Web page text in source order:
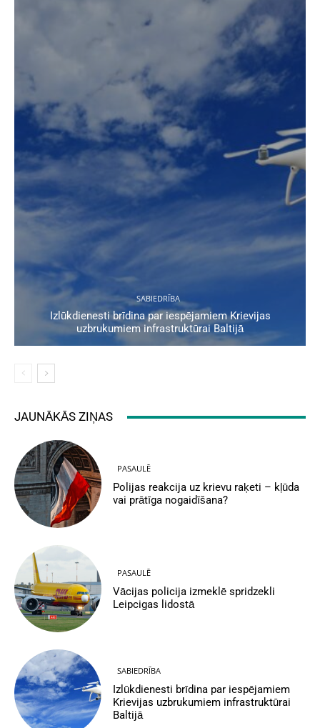
SABIEDRĪBA
Izlūkdienesti brīdina par iespējamiem Krievijas
uzbrukumiem infrastruktūrai Baltijā
JAUNĀKĀS ZIŅAS
PASAULĒ
Polijas reakcija uz krievu raķeti – kļūda
vai prātīga nogaidīšana?
PASAULĒ
Vācijas policija izmeklē spridzekli
Leipcigas lidostā
SABIEDRĪBA
Izlūkdienesti brīdina par iespējamiem
Krievijas uzbrukumiem infrastruktūrai
Baltijā